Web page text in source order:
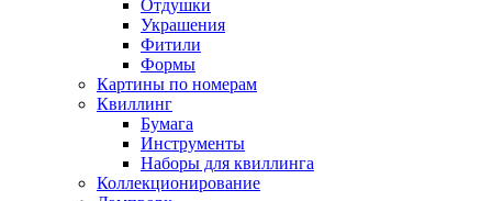
Отдушки
Украшения
Фитили
Формы
Картины по номерам
Квиллинг
Бумага
Инструменты
Наборы для квиллинга
Коллекционирование